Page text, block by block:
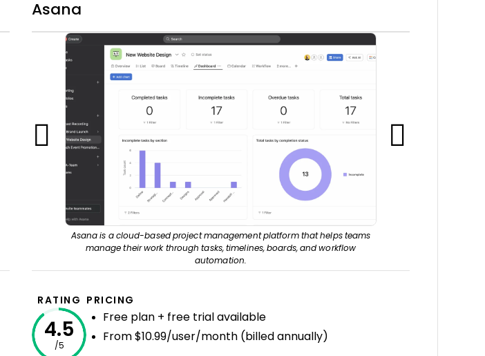
Asana
Asana is a cloud-based project management platform that helps teams
manage their work through tasks, timelines, boards, and workflow
automation.
RATING
4.5
/5
PRICING
Free plan + free trial available
From $10.99/user/month (billed annually)